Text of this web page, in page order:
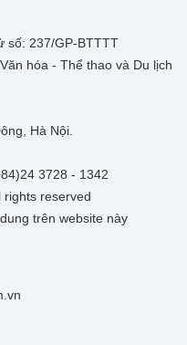
số: 237/GP-BTTTT
hóa - Thể thao và Du lịch
Hà Nội.
3728 - 1342
reserved
trên website này